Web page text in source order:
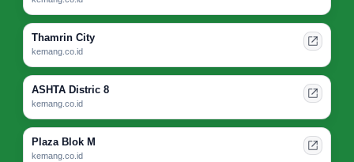
Thamrin City
kemang.co.id
ASHTA Distric 8
kemang.co.id
Plaza Blok M
kemang.co.id